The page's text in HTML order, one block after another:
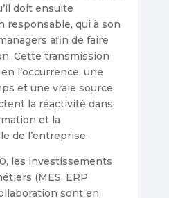
doit ensuite
responsable, qui à son
afin de faire
Cette transmission
l’occurrence, une
et une vraie source
la réactivité dans
et la
de l’entreprise.
les investissements
(MES, ERP
sont en